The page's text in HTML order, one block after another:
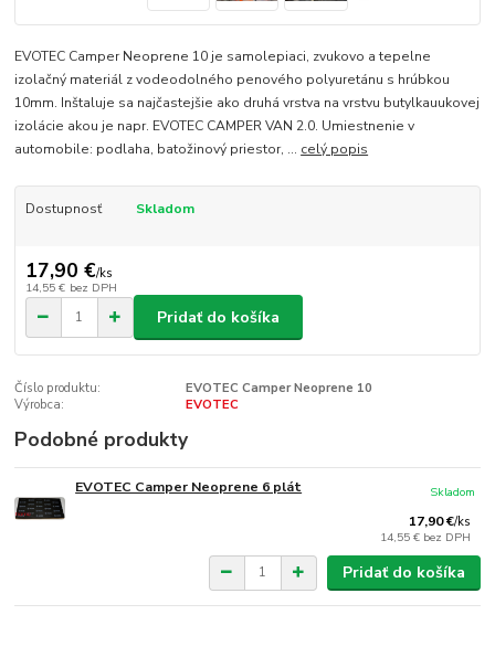
EVOTEC Camper Neoprene 10 je samolepiaci, zvukovo a tepelne
izolačný materiál z vodeodolného penového polyuretánu s hrúbkou
10mm. Inštaluje sa najčastejšie ako druhá vrstva na vrstvu butylkauukovej
izolácie akou je napr. EVOTEC CAMPER VAN 2.0. Umiestnenie v
automobile: podlaha, batožinový priestor, ... celý popis
Dostupnosť Skladom
17,90 €/ks
14,55 € bez DPH
Pridať do košíka
Číslo produktu:
EVOTEC Camper Neoprene 10
Výrobca:
EVOTEC
Podobné produkty
EVOTEC Camper Neoprene 6 plát
17,90 €/ks
14,55 € bez DPH
Skladom
Pridať do košíka